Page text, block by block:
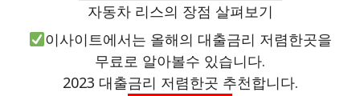
자동차 리스의 장점 살펴보기
이사이트에서는 올해의 대출금리 저렴한곳을
무료로 알아볼수 있습니다.
2023 대출금리 저렴한곳 추천합니다.